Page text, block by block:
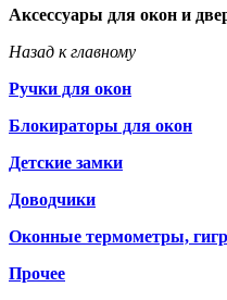
Аксессуары для окон и
Назад к главному
Ручки для окон
Блокираторы для окон
Детские замки
Доводчики
Оконные термометры,
Прочее